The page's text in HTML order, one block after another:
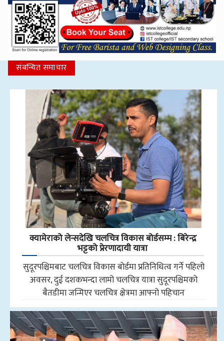
संबन्धित समाचार
क्यामेराको लेन्सदेखि चलचित्र विकास बोर्डसम्म : बिरेन्द्र
भट्टको प्रेरणादायी यात्रा
सुदूरपश्चिमबाट चलचित्र विकास बोर्डमा प्रतिनिधित्व गर्ने पहिलो
अवसर, दुई दशकभन्दा लामो चलचित्र यात्रा सुदूरपश्चिमको
बैतडीमा जन्मिएर चलचित्र क्षेत्रमा आफ्नो पहिचान